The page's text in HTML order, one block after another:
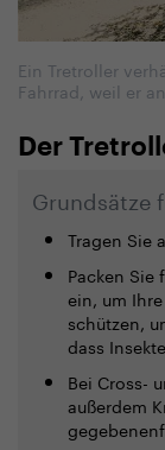
Ein Tretroller
Fahrrad, weil er
Der
Grundsätze
Tragen Sie
Packen Sie
ein, um
schützen,
dass
Bei Cross-
außerdem